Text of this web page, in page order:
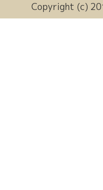
Copyright (c)